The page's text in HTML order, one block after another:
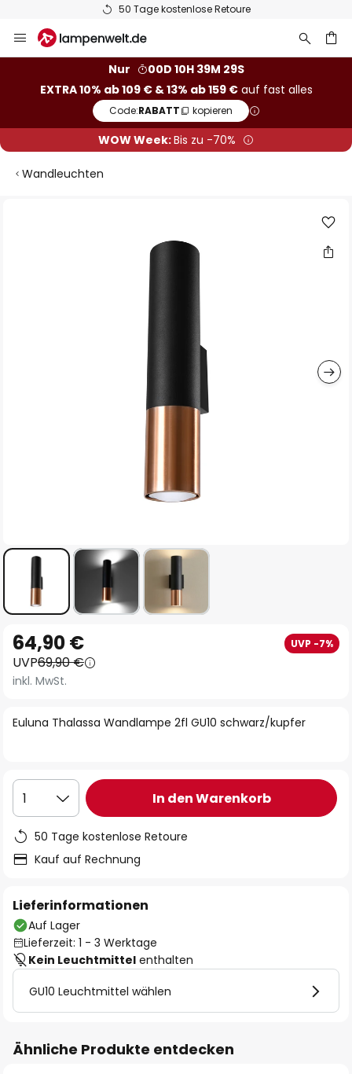
50 Tage kostenlose Retoure
Inhalt
Nur
00D 10H 39M 28S
EXTRA 10% ab 109 € & 13% ab 159 €auf fast alles
Code:RABATT kopieren
WOW Week:Bis zu -70%
Wandleuchten
Anfang
der
Bildgalerie
Euluna Thalassa Wandlampe 2fl GU10 schwarz/kupfer
64,90 € UVP -7%
UVP69,90 €
inkl. MwSt.
1 In den Warenkorb
50 Tage kostenlose Retoure
Kauf auf Rechnung
Lieferinformationen
Auf Lager
Lieferzeit: 1 - 3 Werktage
Kein Leuchtmittel enthalten
GU10 Leuchtmittel wählen
Ähnliche Produkte entdecken